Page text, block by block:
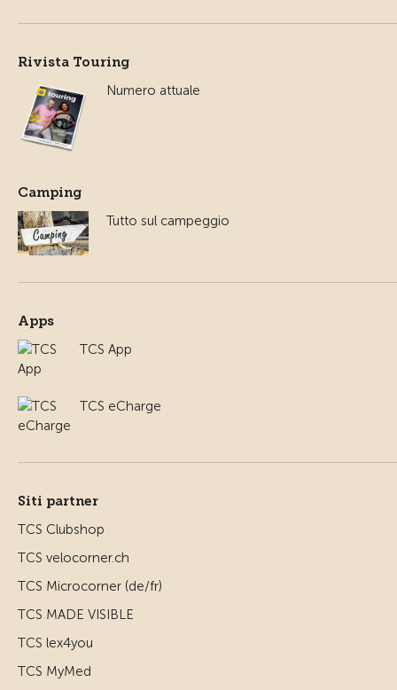
Rivista Touring
Numero attuale
Camping
Tutto sul campeggio
Apps
TCS App
TCS eCharge
Siti partner
TCS Clubshop
TCS velocorner.ch
TCS Microcorner (de/fr)
TCS MADE VISIBLE
TCS lex4you
TCS MyMed